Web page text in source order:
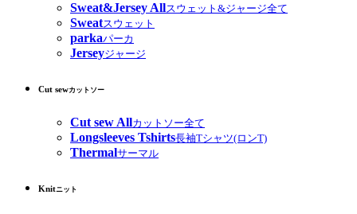
Sweat&Jersey Allスウェット&ジャージ全て
Sweatスウェット
parkaパーカ
Jerseyジャージ
Cut sewカットソー
Cut sew Allカットソー全て
Longsleeves Tshirts長袖Tシャツ(ロンT)
Thermalサーマル
Knitニット